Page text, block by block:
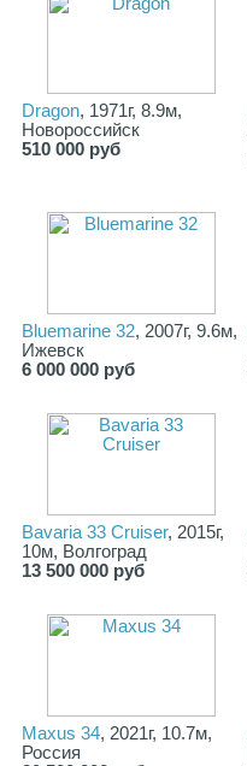
Dragon, 1971г, 8.9м,
Новороссийск
510 000 руб
Bluemarine 32, 2007г, 9.6м,
Ижевск
6 000 000 руб
Bavaria 33 Cruiser, 2015г,
10м, Волгоград
13 500 000 руб
Maxus 34, 2021г, 10.7м,
Россия